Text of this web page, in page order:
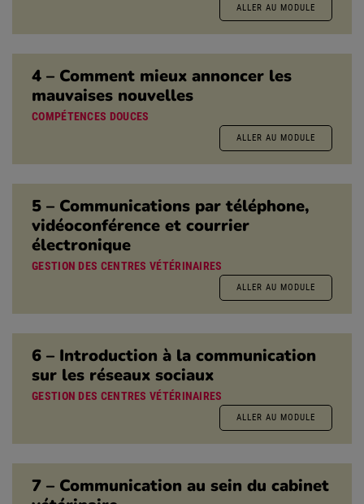
ALLER AU MODULE
4 – Comment mieux annoncer les
mauvaises nouvelles
COMPÉTENCES DOUCES
ALLER AU MODULE
5 – Communications par téléphone,
vidéoconférence et courrier
électronique
GESTION DES CENTRES VÉTÉRINAIRES
ALLER AU MODULE
6 – Introduction à la communication
sur les réseaux sociaux
GESTION DES CENTRES VÉTÉRINAIRES
ALLER AU MODULE
7 – Communication au sein du cabinet